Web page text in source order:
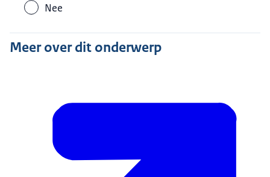
Nee
Meer over dit onderwerp